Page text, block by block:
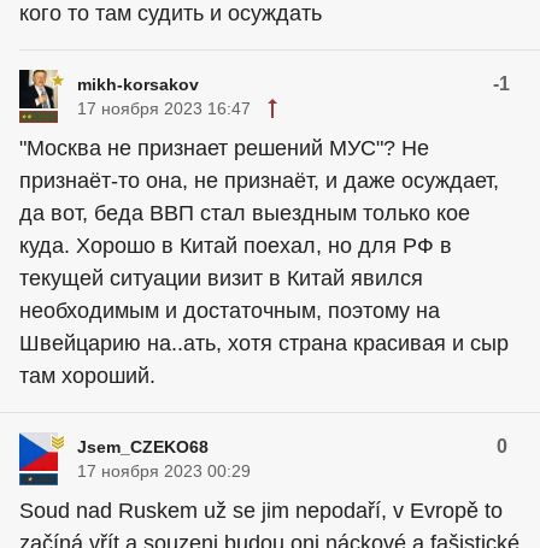
кого то там судить и осуждать
mikh-korsakov -1
17 ноября 2023 16:47
"Москва не признает решений МУС"? Не
признаёт-то она, не признаёт, и даже осуждает,
да вот, беда ВВП стал выездным только кое
куда. Хорошо в Китай поехал, но для РФ в
текущей ситуации визит в Китай явился
необходимым и достаточным, поэтому на
Швейцарию на..ать, хотя страна красивая и сыр
там хороший.
Jsem_CZEKO68 0
17 ноября 2023 00:29
Soud nad Ruskem už se jim nepodaří, v Evropě to